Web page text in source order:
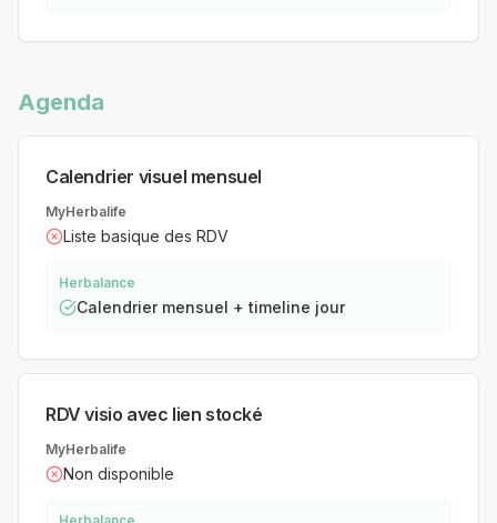
Agenda
Calendrier visuel mensuel
MyHerbalife
Liste basique des RDV
Herbalance
Calendrier mensuel + timeline jour
RDV visio avec lien stocké
MyHerbalife
Non disponible